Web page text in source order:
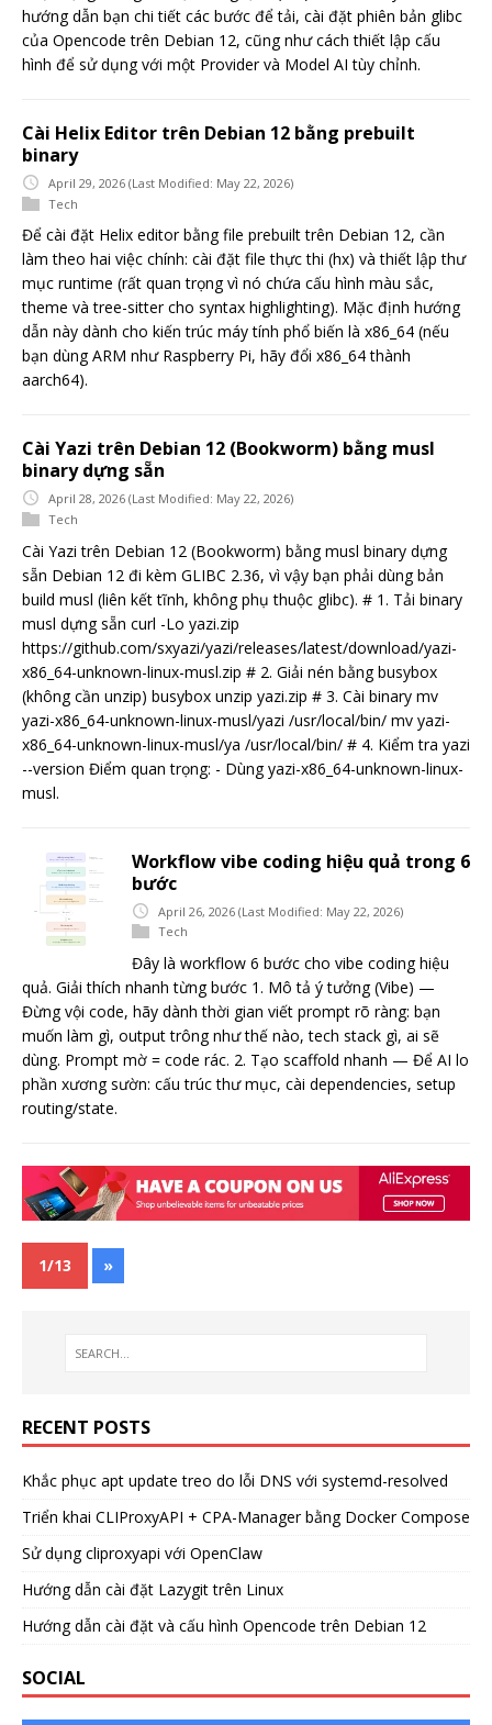
hướng dẫn bạn chi tiết các bước để tải, cài đặt phiên bản glibc
của Opencode trên Debian 12, cũng như cách thiết lập cấu
hình để sử dụng với một Provider và Model AI tùy chỉnh.
Cài Helix Editor trên Debian 12 bằng prebuilt
binary
April 29, 2026 (Last Modified: May 22, 2026)
Tech
Để cài đặt Helix editor bằng file prebuilt trên Debian 12, cần
làm theo hai việc chính: cài đặt file thực thi (hx) và thiết lập thư
mục runtime (rất quan trọng vì nó chứa cấu hình màu sắc,
theme và tree-sitter cho syntax highlighting). Mặc định hướng
dẫn này dành cho kiến trúc máy tính phổ biến là x86_64 (nếu
bạn dùng ARM như Raspberry Pi, hãy đổi x86_64 thành
aarch64).
Cài Yazi trên Debian 12 (Bookworm) bằng musl
binary dựng sẵn
April 28, 2026 (Last Modified: May 22, 2026)
Tech
Cài Yazi trên Debian 12 (Bookworm) bằng musl binary dựng
sẵn Debian 12 đi kèm GLIBC 2.36, vì vậy bạn phải dùng bản
build musl (liên kết tĩnh, không phụ thuộc glibc). # 1. Tải binary
musl dựng sẵn curl -Lo yazi.zip
https://github.com/sxyazi/yazi/releases/latest/download/yazi-
x86_64-unknown-linux-musl.zip # 2. Giải nén bằng busybox
(không cần unzip) busybox unzip yazi.zip # 3. Cài binary mv
yazi-x86_64-unknown-linux-musl/yazi /usr/local/bin/ mv yazi-
x86_64-unknown-linux-musl/ya /usr/local/bin/ # 4. Kiểm tra yazi
--version Điểm quan trọng: - Dùng yazi-x86_64-unknown-linux-
musl.
Workflow vibe coding hiệu quả trong 6
bước
April 26, 2026 (Last Modified: May 22, 2026)
Tech
Đây là workflow 6 bước cho vibe coding hiệu
quả. Giải thích nhanh từng bước 1. Mô tả ý tưởng (Vibe) —
Đừng vội code, hãy dành thời gian viết prompt rõ ràng: bạn
muốn làm gì, output trông như thế nào, tech stack gì, ai sẽ
dùng. Prompt mờ = code rác. 2. Tạo scaffold nhanh — Để AI lo
phần xương sườn: cấu trúc thư mục, cài dependencies, setup
routing/state.
1/13 »
RECENT POSTS
Khắc phục apt update treo do lỗi DNS với systemd-resolved
Triển khai CLIProxyAPI + CPA-Manager bằng Docker Compose
Sử dụng cliproxyapi với OpenClaw
Hướng dẫn cài đặt Lazygit trên Linux
Hướng dẫn cài đặt và cấu hình Opencode trên Debian 12
SOCIAL